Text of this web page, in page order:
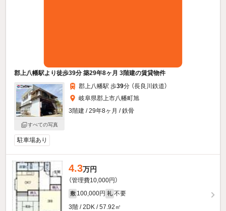
郡上八幡駅より徒歩39分 築29年8ヶ月 3階建の賃貸物件
すべての写真
郡上八幡駅 歩39分 （長良川鉄道）
岐阜県郡上市八幡町旭
3階建 / 29年8ヶ月 / 鉄骨
駐車場あり
4.3万円
（管理費10,000円）
敷 100,000円 礼 不要
3階 / 2DK / 57.92㎡